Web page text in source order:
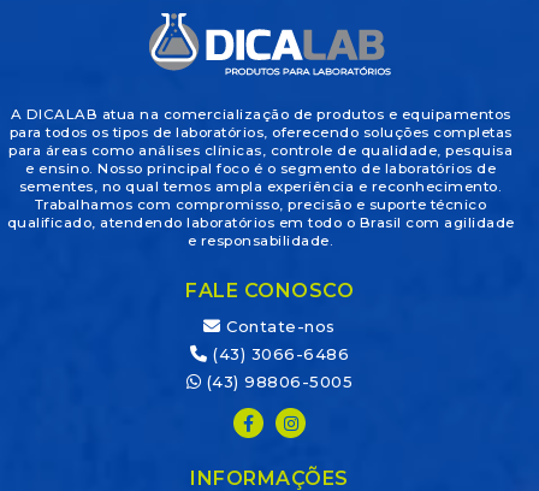
A DICALAB atua na comercialização de produtos e equipamentos
para todos os tipos de laboratórios, oferecendo soluções completas
para áreas como análises clínicas, controle de qualidade, pesquisa
e ensino. Nosso principal foco é o segmento de laboratórios de
sementes, no qual temos ampla experiência e reconhecimento.
Trabalhamos com compromisso, precisão e suporte técnico
qualificado, atendendo laboratórios em todo o Brasil com agilidade
e responsabilidade.
FALE CONOSCO
Contate-nos
(43) 3066-6486
(43) 98806-5005
INFORMAÇÕES